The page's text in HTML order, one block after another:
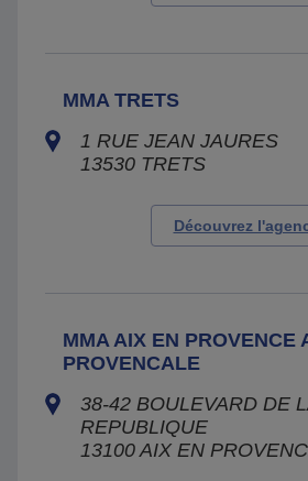
MMA TRETS
1 RUE JEAN JAURES
13530 TRETS
Découvrez
MMA AIX EN PROVENCE
PROVENCALE
38-42 BOULEVARD DE
REPUBLIQUE
13100 AIX EN